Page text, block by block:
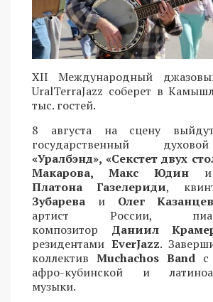
XII Международный
UralTerraJazz соберет в
тыс. гостей.
8 августа на сцену
государственный
«Уралбэнд», «Секстет двух
Макарова, Макс Юдин и
Платона Газелериди,
Зубарева и Олег
артист России,
композитор Даниил
резидентами EverJazz.
коллектив Muchachos Band с
афро-кубинской и
музыки.